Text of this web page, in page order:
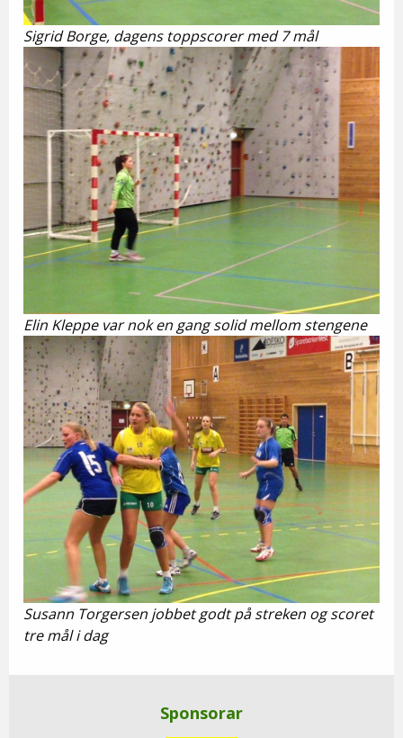
Sigrid Borge, dagens toppscorer med 7 mål
Elin Kleppe var nok en gang solid mellom stengene
Susann Torgersen jobbet godt på streken og scoret
tre mål i dag
Sponsorar